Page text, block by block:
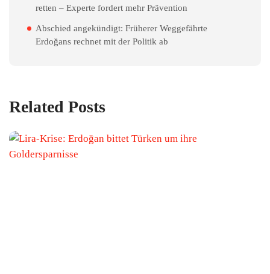
retten – Experte fordert mehr Prävention
Abschied angekündigt: Früherer Weggefährte
Erdoğans rechnet mit der Politik ab
Related Posts